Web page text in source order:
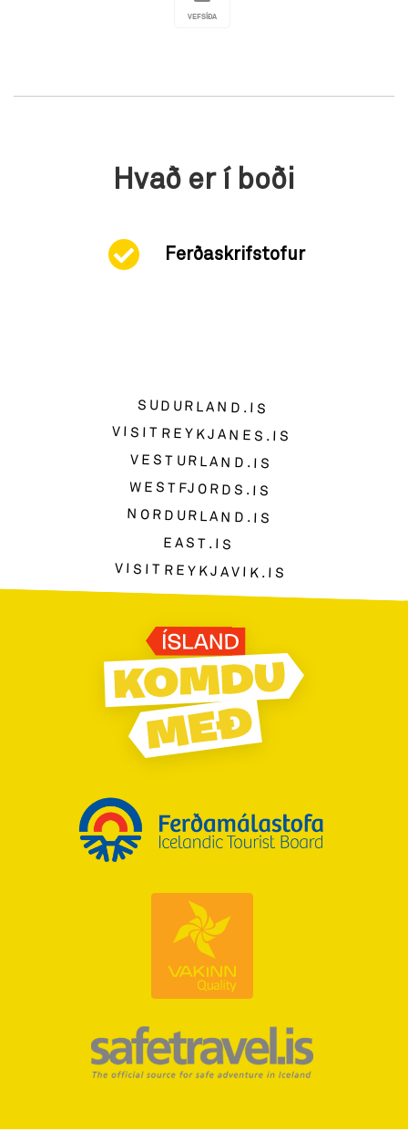
VEFSÍÐA
Hvað er í boði
Ferðaskrifstofur
SUDURLAND.IS
VISITREYKJANES.IS
VESTURLAND.IS
WESTFJORDS.IS
NORDURLAND.IS
EAST.IS
VISITREYKJAVIK.IS